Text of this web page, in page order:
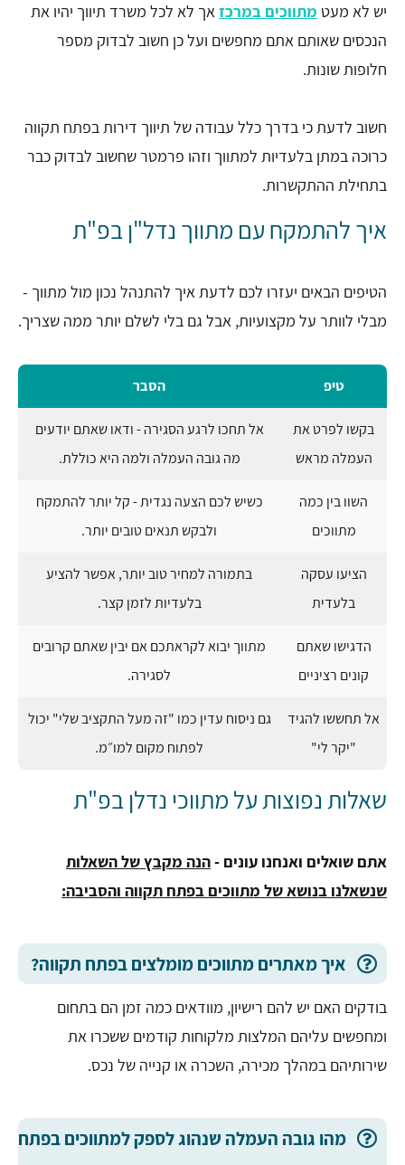
יש לא מעט מתווכים במרכזאך לא לכל משרד תיווך יהיו את
הנכסים שאותם אתם מחפשים ועל כן חשוב לבדוק מספר
חלופות שונות.
חשוב לדעת כי בדרך כלל עבודה של תיווך דירות בפתח תקווה
כרוכה במתן בלעדיות למתווך וזהו פרמטר שחשוב לבדוק כבר
בתחילת ההתקשרות.
איך להתמקח עם מתווך נדל"ן בפ"ת
הטיפים הבאים יעזרו לכם לדעת איך להתנהל נכון מול מתווך -
מבלי לוותר על מקצועיות, אבל גם בלי לשלם יותר ממה שצריך.
טיפ הסבר
בקשו לפרט את
העמלה מראש
אל תחכו לרגע הסגירה - ודאו שאתם יודעים
מה גובה העמלה ולמה היא כוללת.
השוו בין כמה
מתווכים
כשיש לכם הצעה נגדית - קל יותר להתמקח
ולבקש תנאים טובים יותר.
הציעו עסקה
בלעדית
בתמורה למחיר טוב יותר, אפשר להציע
בלעדיות לזמן קצר.
הדגישו שאתם
קונים רציניים
מתווך יבוא לקראתכם אם יבין שאתם קרובים
לסגירה.
אל תחששו להגיד
"יקר לי"
גם ניסוח עדין כמו "זה מעל התקציב שלי" יכול
לפתוח מקום למו״מ.
שאלות נפוצות על מתווכי נדלן בפ"ת
אתם שואלים ואנחנו עונים -הנה מקבץ של השאלות
שנשאלנו בנושא של מתווכים בפתח תקווה והסביבה:
איך מאתרים מתווכים מומלצים בפתח תקווה?
בודקים האם יש להם רישיון, מוודאים כמה זמן הם בתחום
ומחפשים עליהם המלצות מלקוחות קודמים ששכרו את
שירותיהם במהלך מכירה, השכרה או קנייה של נכס.
מהו גובה העמלה שנהוג לספק למתווכים בפתח